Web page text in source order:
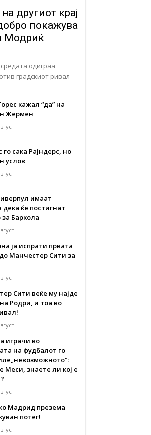
другиот крај
покажува
Модриќ
одиграа
градскиот ривал
кажал “да” на
Жермен
го сака Рајндерс, но
услов
имаат
дека ќе постигнат
за Баркола
ја испрати првата
Манчестер Сити за
Сити веќе му најде
Родри, и тоа во
играчи во
на фудбалот го
Меси, знаете ли кој е
Мадрид презема
потег!